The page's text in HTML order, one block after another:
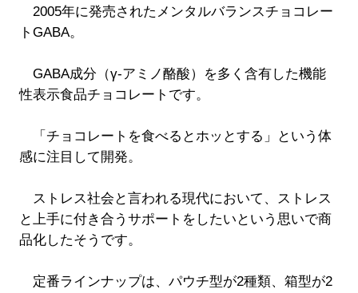
2005年に発売されたメンタルバランスチョコレー
トGABA。
GABA成分（γ-アミノ酪酸）を多く含有した機能
性表示食品チョコレートです。
「チョコレートを食べるとホッとする」という体
感に注目して開発。
ストレス社会と言われる現代において、ストレス
と上手に付き合うサポートをしたいという思いで商
品化したそうです。
定番ラインナップは、パウチ型が2種類、箱型が2